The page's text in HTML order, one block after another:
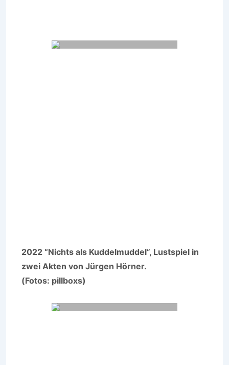
2022 “Nichts als Kuddelmuddel”, Lustspiel in
zwei Akten von Jürgen Hörner.
(Fotos: pillboxs)